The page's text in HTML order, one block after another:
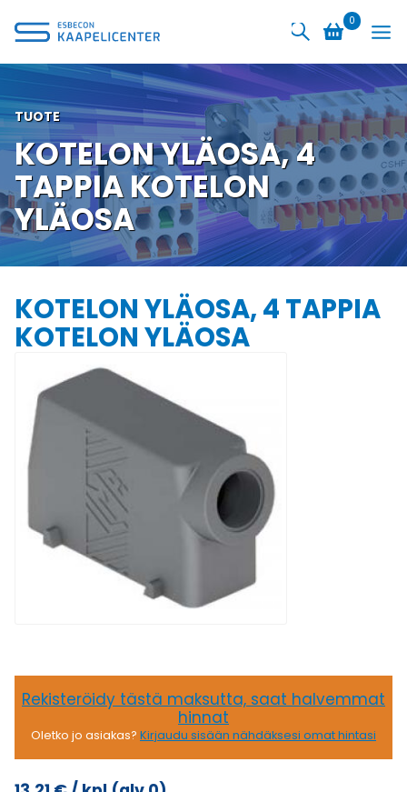
sisältöön
0
TUOTE
KOTELON YLÄOSA, 4
TAPPIA KOTELON
YLÄOSA
KOTELON YLÄOSA, 4 TAPPIA
KOTELON YLÄOSA
Rekisteröidy tästä maksutta, saat halvemmat
hinnat
Oletko jo asiakas? Kirjaudu sisään nähdäksesi omat hintasi